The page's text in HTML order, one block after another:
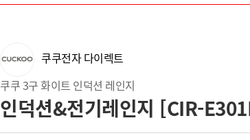
쿠쿠전자 다이렉트
쿠쿠 3구 화이트 인덕션 레인지
인덕션&전기레인지 [CIR-